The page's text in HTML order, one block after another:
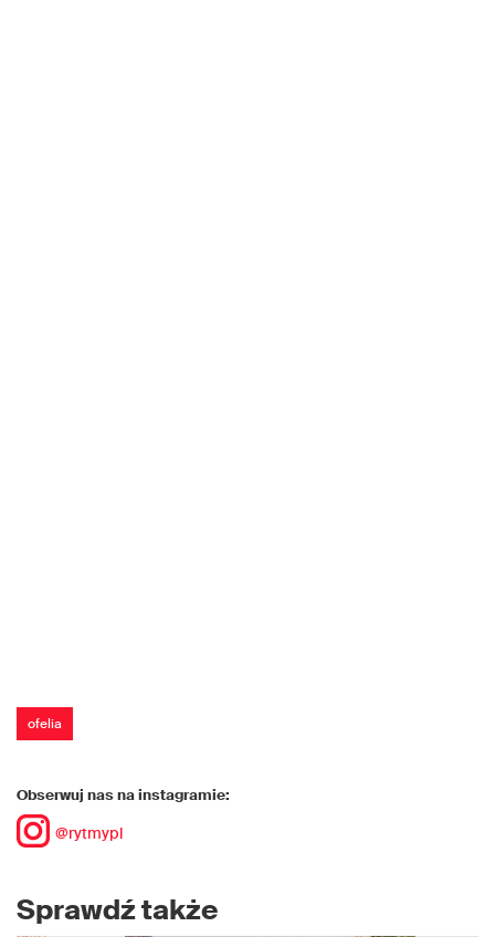
ofelia
Obserwuj nas na instagramie:
@rytmypl
Sprawdź także